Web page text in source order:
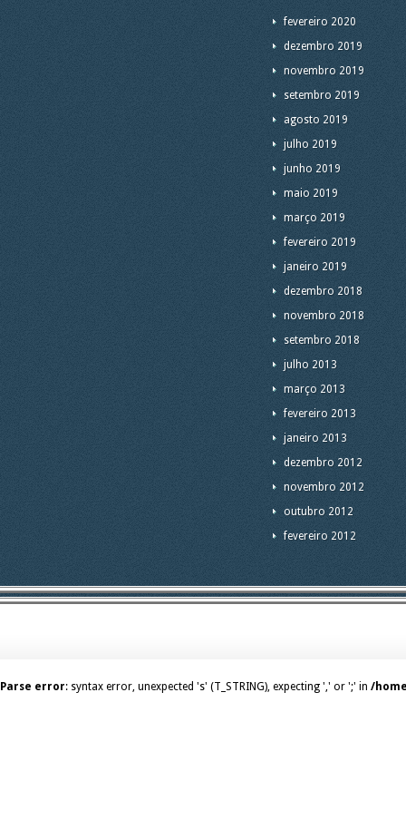
fevereiro 2020
dezembro 2019
novembro 2019
setembro 2019
agosto 2019
julho 2019
junho 2019
maio 2019
março 2019
fevereiro 2019
janeiro 2019
dezembro 2018
novembro 2018
setembro 2018
julho 2013
março 2013
fevereiro 2013
janeiro 2013
dezembro 2012
novembro 2012
outubro 2012
fevereiro 2012
Parse error: syntax error, unexpected 's' (T_STRING), expecting ',' or ';' in /